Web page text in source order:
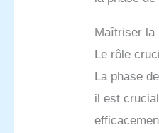
Maîtriser la
Le rôle
La phase
il est